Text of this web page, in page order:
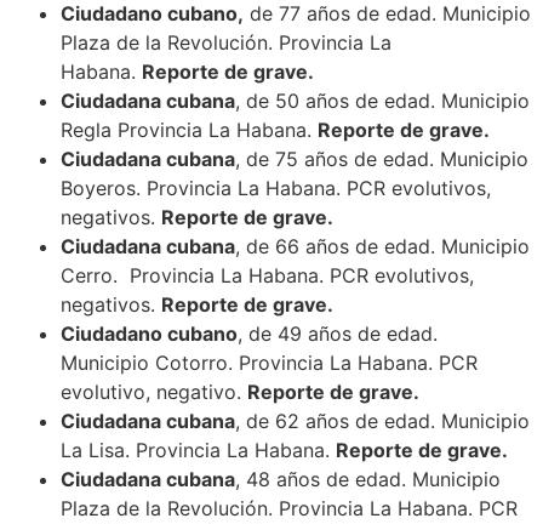
Ciudadano cubano, de 77 años de edad. Municipio
Plaza de la Revolución. Provincia La
Habana. Reporte de grave.
Ciudadana cubana, de 50 años de edad. Municipio
Regla Provincia La Habana. Reporte de grave.
Ciudadana cubana, de 75 años de edad. Municipio
Boyeros. Provincia La Habana. PCR evolutivos,
negativos. Reporte de grave.
Ciudadana cubana, de 66 años de edad. Municipio
Cerro. Provincia La Habana. PCR evolutivos,
negativos. Reporte de grave.
Ciudadano cubano, de 49 años de edad.
Municipio Cotorro. Provincia La Habana. PCR
evolutivo, negativo. Reporte de grave.
Ciudadana cubana, de 62 años de edad. Municipio
La Lisa. Provincia La Habana. Reporte de grave.
Ciudadana cubana, 48 años de edad. Municipio
Plaza de la Revolución. Provincia La Habana. PCR